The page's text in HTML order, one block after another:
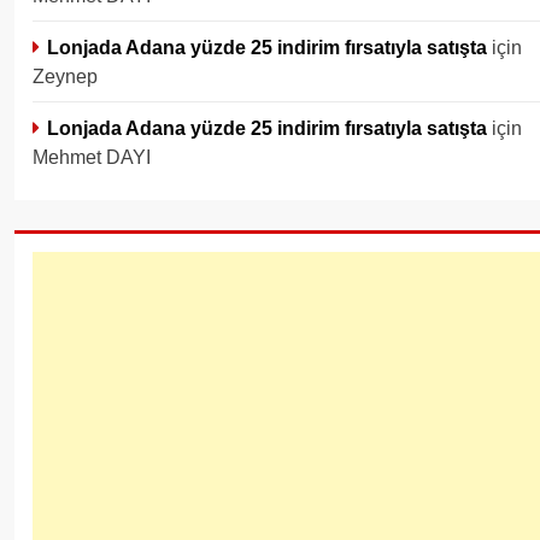
Lonjada Adana yüzde 25 indirim fırsatıyla satışta için
Zeynep
Lonjada Adana yüzde 25 indirim fırsatıyla satışta için
Mehmet DAYI